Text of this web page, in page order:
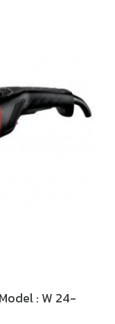
: W 24-